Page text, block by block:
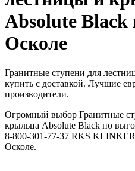
Absolute Black
Осколе
Гранитные ступени для
купить с доставкой. Лучшие
производители.
Огромный выбор Гранитные
крыльца Absolute Black по
8-800-301-77-37 RKS
Осколе.